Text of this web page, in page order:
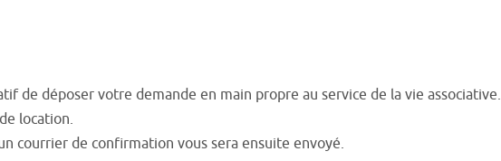
de déposer votre demande en main propre au service de la vie associative.
location.
courrier de confirmation vous sera ensuite envoyé.